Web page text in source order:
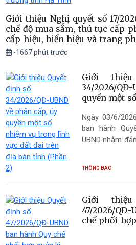
Giới thiệu Nghị quyết số 17/
chế độ mua sắm, thủ tục cấp
cấp hiệu, biển hiệu và trang
làm việc tại Chi cục Quản lý thị
-1667 phút trước
Giới
34/2026/QĐ-
quyền một
2)
Ngày 03/6/
ban hành
UBND nhằm
Luật Đất đai
phục vụ tích
xã hội; đồng
THÔNG BÁO
Giới
47/2026/
chế phối